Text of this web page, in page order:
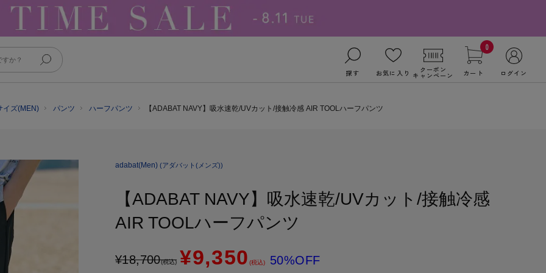
探す お気に入り クーポン
キャンペーン
0
カート ログイン
イズ(MEN) パンツ ハーフパンツ 【ADABAT NAVY】吸水速乾/UVカット/接触冷感 AIR TOOLハーフパンツ
adabat(Men) (アダバット(メンズ))
【ADABAT NAVY】吸水速乾/UVカット/接触冷感
AIR TOOLハーフパンツ
¥18,700(税込) ¥9,350(税込) 50%OFF